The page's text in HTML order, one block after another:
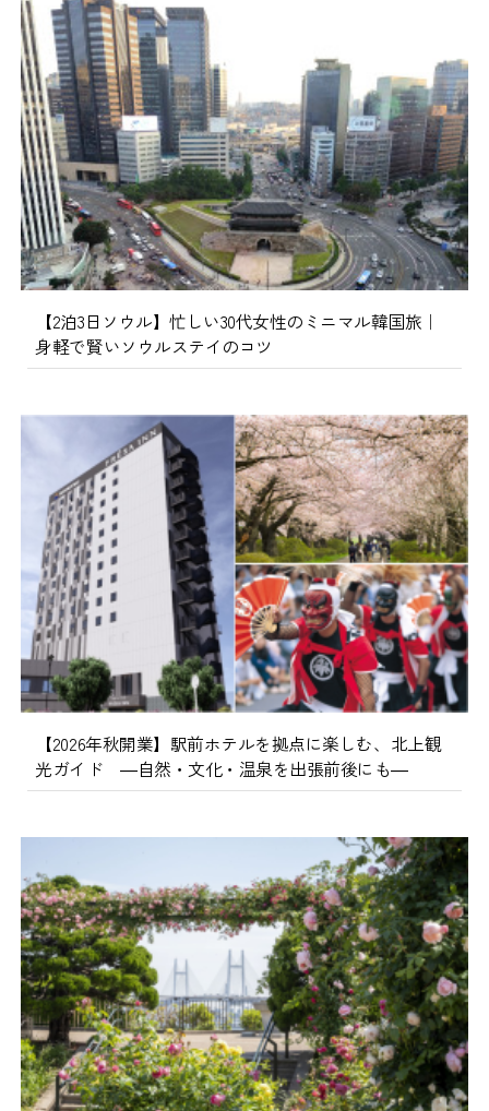
【2泊3日ソウル】忙しい30代女性のミニマル韓国旅｜
身軽で賢いソウルステイのコツ
【2026年秋開業】駅前ホテルを拠点に楽しむ、北上観
光ガイド ―自然・文化・温泉を出張前後にも―